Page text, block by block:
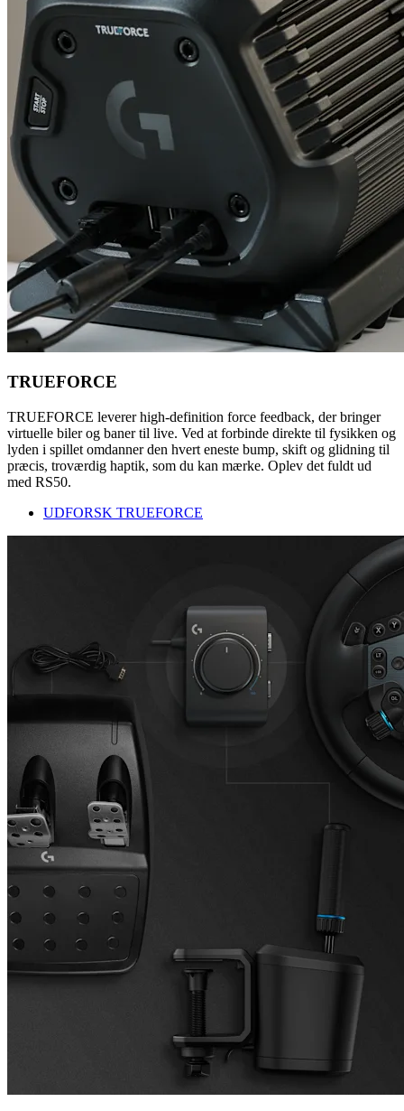
TRUEFORCE
TRUEFORCE leverer high-definition force feedback, der bringer
virtuelle biler og baner til live. Ved at forbinde direkte til fysikken og
lyden i spillet omdanner den hvert eneste bump, skift og glidning til
præcis, troværdig haptik, som du kan mærke. Oplev det fuldt ud
med RS50.
UDFORSK TRUEFORCE